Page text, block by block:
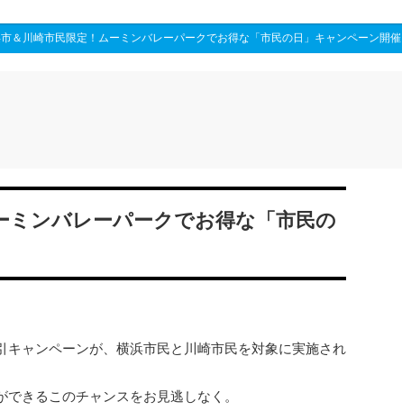
＆川崎市民限定！ムーミンバレーパークでお得な「市民の日」キャンペーン開催
ミンバレーパークでお得な「市民の
キャンペーンが、横浜市民と川崎市民を対象に実施され
きるこのチャンスをお見逃しなく。